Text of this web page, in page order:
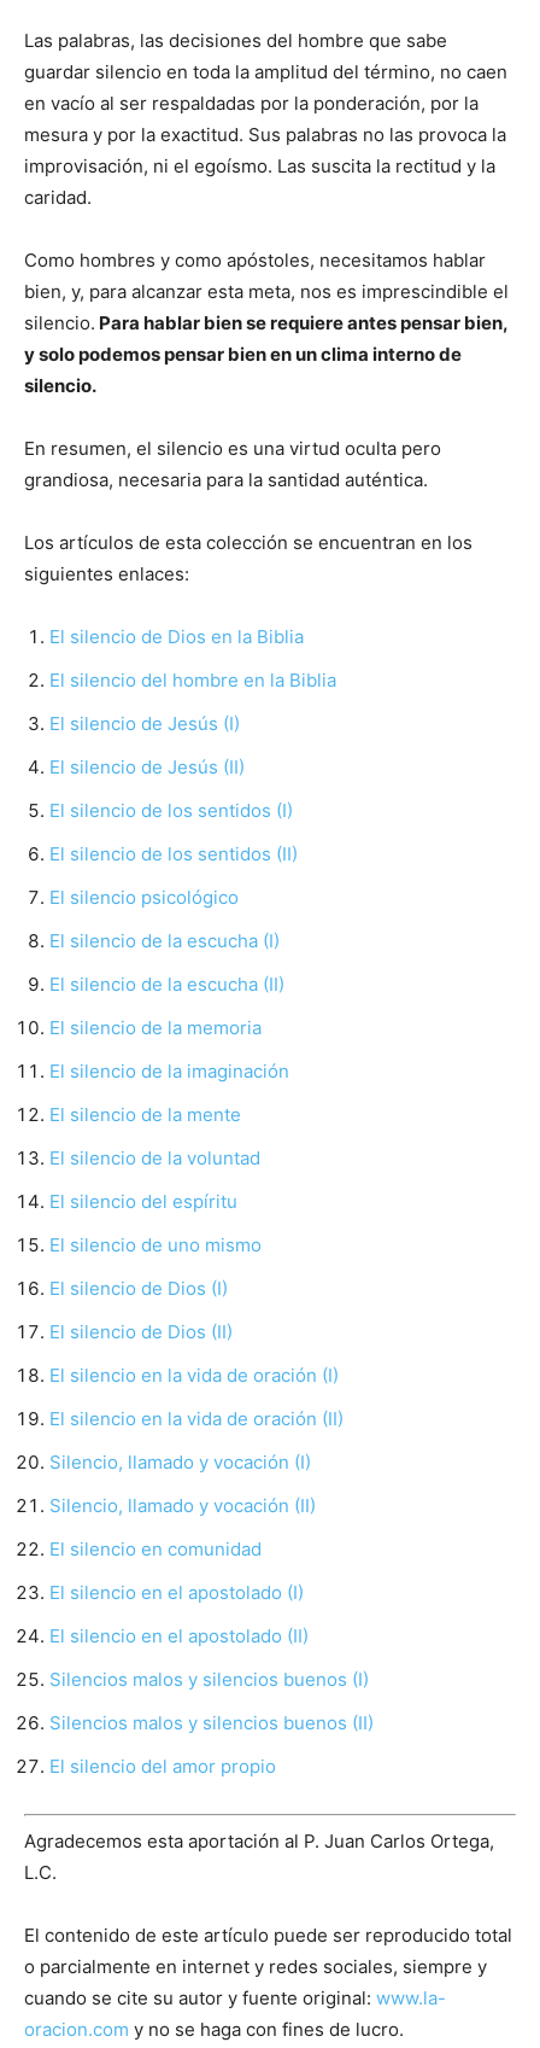
Las palabras, las decisiones del hombre que sabe
guardar silencio en toda la amplitud del término, no caen
en vacío al ser respaldadas por la ponderación, por la
mesura y por la exactitud. Sus palabras no las provoca la
improvisación, ni el egoísmo. Las suscita la rectitud y la
caridad.
Como hombres y como apóstoles, necesitamos hablar
bien, y, para alcanzar esta meta, nos es imprescindible el
silencio. Para hablar bien se requiere antes pensar bien,
y solo podemos pensar bien en un clima interno de
silencio.
En resumen, el silencio es una virtud oculta pero
grandiosa, necesaria para la santidad auténtica.
Los artículos de esta colección se encuentran en los
siguientes enlaces:
El silencio de Dios en la Biblia
El silencio del hombre en la Biblia
El silencio de Jesús (I)
El silencio de Jesús (II)
El silencio de los sentidos (I)
El silencio de los sentidos (II)
El silencio psicológico
El silencio de la escucha (I)
El silencio de la escucha (II)
El silencio de la memoria
El silencio de la imaginación
El silencio de la mente
El silencio de la voluntad
El silencio del espíritu
El silencio de uno mismo
El silencio de Dios (I)
El silencio de Dios (II)
El silencio en la vida de oración (I)
El silencio en la vida de oración (II)
Silencio, llamado y vocación (I)
Silencio, llamado y vocación (II)
El silencio en comunidad
El silencio en el apostolado (I)
El silencio en el apostolado (II)
Silencios malos y silencios buenos (I)
Silencios malos y silencios buenos (II)
El silencio del amor propio
Agradecemos esta aportación al P. Juan Carlos Ortega,
L.C.
El contenido de este artículo puede ser reproducido total
o parcialmente en internet y redes sociales, siempre y
cuando se cite su autor y fuente original: www.la-
oracion.com y no se haga con fines de lucro.